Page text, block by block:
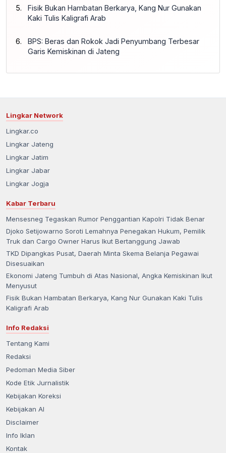
Fisik Bukan Hambatan Berkarya, Kang Nur Gunakan
Kaki Tulis Kaligrafi Arab
BPS: Beras dan Rokok Jadi Penyumbang Terbesar
Garis Kemiskinan di Jateng
Lingkar Network
Lingkar.co
Lingkar Jateng
Lingkar Jatim
Lingkar Jabar
Lingkar Jogja
Kabar Terbaru
Mensesneg Tegaskan Rumor Penggantian Kapolri Tidak Benar
Djoko Setijowarno Soroti Lemahnya Penegakan Hukum, Pemilik
Truk dan Cargo Owner Harus Ikut Bertanggung Jawab
TKD Dipangkas Pusat, Daerah Minta Skema Belanja Pegawai
Disesuaikan
Ekonomi Jateng Tumbuh di Atas Nasional, Angka Kemiskinan Ikut
Menyusut
Fisik Bukan Hambatan Berkarya, Kang Nur Gunakan Kaki Tulis
Kaligrafi Arab
Info Redaksi
Tentang Kami
Redaksi
Pedoman Media Siber
Kode Etik Jurnalistik
Kebijakan Koreksi
Kebijakan AI
Disclaimer
Info Iklan
Kontak